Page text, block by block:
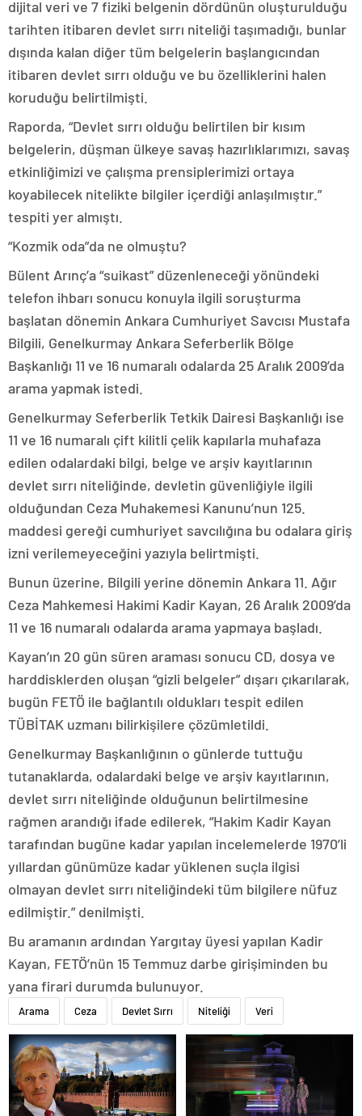
dijital veri ve 7 fiziki belgenin dördünün oluşturulduğu
tarihten itibaren devlet sırrı niteliği taşımadığı, bunlar
dışında kalan diğer tüm belgelerin başlangıcından
itibaren devlet sırrı olduğu ve bu özelliklerini halen
koruduğu belirtilmişti.
Raporda, “Devlet sırrı olduğu belirtilen bir kısım
belgelerin, düşman ülkeye savaş hazırlıklarımızı, savaş
etkinliğimizi ve çalışma prensiplerimizi ortaya
koyabilecek nitelikte bilgiler içerdiği anlaşılmıştır.”
tespiti yer almıştı.
“Kozmik oda”da ne olmuştu?
Bülent Arınç’a “suikast” düzenleneceği yönündeki
telefon ihbarı sonucu konuyla ilgili soruşturma
başlatan dönemin Ankara Cumhuriyet Savcısı Mustafa
Bilgili, Genelkurmay Ankara Seferberlik Bölge
Başkanlığı 11 ve 16 numaralı odalarda 25 Aralık 2009’da
arama yapmak istedi.
Genelkurmay Seferberlik Tetkik Dairesi Başkanlığı ise
11 ve 16 numaralı çift kilitli çelik kapılarla muhafaza
edilen odalardaki bilgi, belge ve arşiv kayıtlarının
devlet sırrı niteliğinde, devletin güvenliğiyle ilgili
olduğundan Ceza Muhakemesi Kanunu’nun 125.
maddesi gereği cumhuriyet savcılığına bu odalara giriş
izni verilemeyeceğini yazıyla belirtmişti.
Bunun üzerine, Bilgili yerine dönemin Ankara 11. Ağır
Ceza Mahkemesi Hakimi Kadir Kayan, 26 Aralık 2009’da
11 ve 16 numaralı odalarda arama yapmaya başladı.
Kayan’ın 20 gün süren araması sonucu CD, dosya ve
harddisklerden oluşan “gizli belgeler” dışarı çıkarılarak,
bugün FETÖ ile bağlantılı oldukları tespit edilen
TÜBİTAK uzmanı bilirkişilere çözümletildi.
Genelkurmay Başkanlığının o günlerde tuttuğu
tutanaklarda, odalardaki belge ve arşiv kayıtlarının,
devlet sırrı niteliğinde olduğunun belirtilmesine
rağmen arandığı ifade edilerek, “Hakim Kadir Kayan
tarafından bugüne kadar yapılan incelemelerde 1970’li
yıllardan günümüze kadar yüklenen suçla ilgisi
olmayan devlet sırrı niteliğindeki tüm bilgilere nüfuz
edilmiştir.” denilmişti.
Bu aramanın ardından Yargıtay üyesi yapılan Kadir
Kayan, FETÖ’nün 15 Temmuz darbe girişiminden bu
yana firari durumda bulunuyor.
Arama Ceza Devlet Sırrı Niteliği Veri